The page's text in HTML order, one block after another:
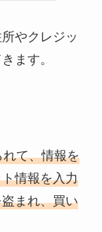
やクレジッ
ます。
て、情報を
情報を入力
まれ、買い